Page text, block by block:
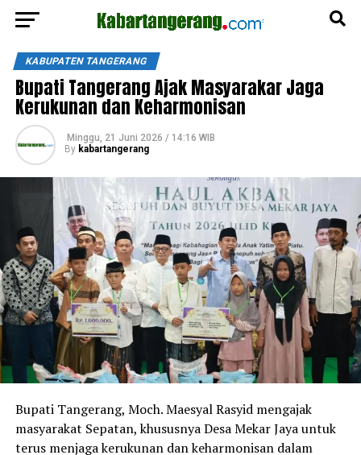
KABUPATEN TANGERANG
Bupati Tangerang Ajak Masyarakar Jaga
Kerukunan dan Keharmonisan
Minggu, 21 Juni 2026 / 14:16 WIB
By kabartangerang
Bupati Tangerang, Moch. Maesyal Rasyid mengajak
masyarakat Sepatan, khususnya Desa Mekar Jaya untuk
terus menjaga kerukunan dan keharmonisan dalam